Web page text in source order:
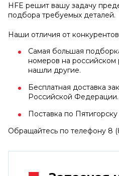
HFE решит вашу задачу
подбора требуемых деталей.
Наши отличия от
Самая большая
номеров на российском
нашли другие.
Бесплатная доставка
Российской Федерации.
Поставка по Пятигорску
Обращайтесь по телефону 8